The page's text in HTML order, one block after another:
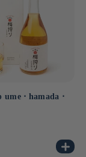
⋅ hamada ⋅